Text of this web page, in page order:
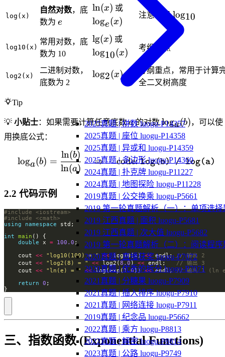
2025真题 | 拼数 luogu-P14357
2025真题 | 座位 luogu-P14358
2025真题 | 异或和 luogu-P14359
2025真题 | 多边形 luogu-P14360
2024真题 | 扑克牌 luogu-P11227
2024真题 | 地图探险 luogu-P11228
2019真题 | 公交换乘 luogu-P5661
2019 第一轮真题解析（一）：单项选择
2019 江西真题 | 面积 luogu-P5681
2019 江西真题 | 次大值 luogu-P5682
2019 第一轮真题解析（二）：阅读程序
2020真题 | 直播获奖 luogu-P7072
2020真题 | 优秀的拆分 luogu-P7071
2021真题 | 分糖果 luogu-P7909
2021真题 | 插入排序 luogu-P7910
2021真题 | 网络连接 luogu-P7911
2019真题 | 纪念品 luogu-P5662
2022真题 | 乘方 luogu-P8813
2022真题 | 解密 luogu-P8814
2023真题 | 公路 luogu-P9749
log(x)
自然对数，底
数为 e
e
\ln(x)
ln(x) 或
\log_e(x)
loge(x)
注意不是\log_{10}
log10
log10(x)
常用对数，底
数为 10
\lg(x)
lg(x) 或
\log_{10}
(x)
log10(x) 考纲重点
log2(x)
二进制对数，
底数为 2
\log_2(x)
log2(x)
考纲重点，常用于计算
全二叉树高度
Tip
💡 小贴士：如果需要计算任意底数a
a的对数\log_a(b)
loga(b)，可以使
用换底公式：
\log_a(b) =
loga(b) =
ln(a)
ln(b)
⇒ code:log(b) / log(a)
2.2 代码示例
#include
<iostream>
#include
<cmath>
using
namespace
int
main
double x = 100.0
    cout
<< "log10(100) = " << log10(x) << endl;
    cout
<< "log2(8) = " << log2(8.0 ) << endl;
    cout
<< "ln(e) = " << log(exp(1.0)) << endl;
return 0
}
三、指数函数 (Exponential Functions)